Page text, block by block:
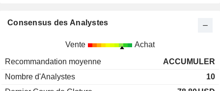
Consensus des Analystes
Vente Achat
Recommandation moyenne
ACCUMULER
Nombre d'Analystes
10